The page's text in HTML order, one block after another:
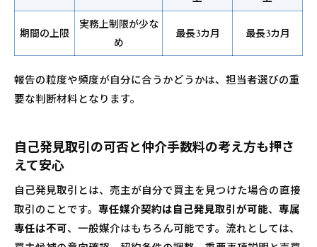
期間の上限
実務上制限が少な
め
最長3カ月 最長3カ月
報告の粒度や頻度が自分に合うかどうかは、担当者選びの重
要な判断材料となります。
自己発見取引の可否と仲介手数料の考え方も押さ
えて安心
自己発見取引とは、売主が自分で買主を見つけた場合の直接
取引のことです。 専任媒介契約は自己発見取引が可能、 専属
専任は不可、一般媒介はもちろん可能です。流れとしては、